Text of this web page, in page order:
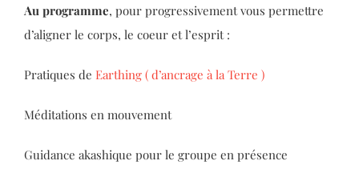
Au programme, pour progressivement vous permettre
d’aligner le corps, le coeur et l’esprit :
Pratiques de Earthing ( d’ancrage à la Terre )
Méditations en mouvement
Guidance akashique pour le groupe en présence